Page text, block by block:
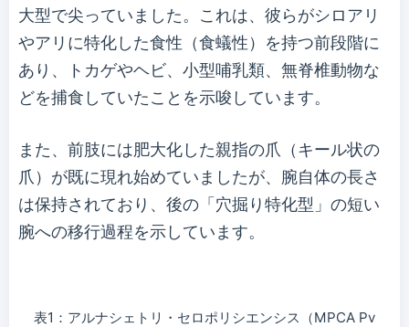
大型で尖っていました。これは、彼らがシロアリ
やアリに特化した食性（食蟻性）を持つ前段階に
あり、トカゲやヘビ、小型哺乳類、無脊椎動物な
どを捕食していたことを示唆しています。
また、前肢には肥大化した親指の爪（キール状の
爪）が既に現れ始めていましたが、腕自体の長さ
は保持されており、後の「穴掘り特化型」の短い
腕への移行過程を示しています。
表1：アルナシェトリ・セロポリシエンシス（MPCA Pv